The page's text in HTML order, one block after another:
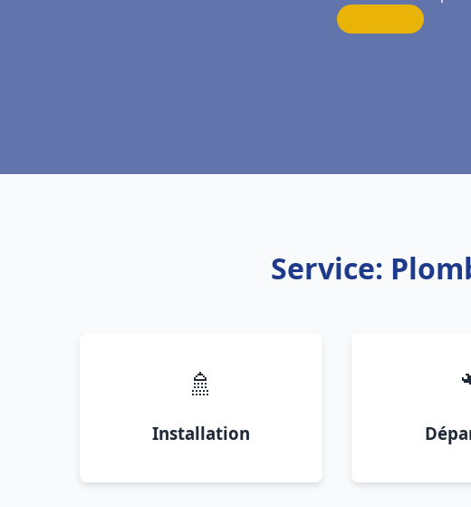
Service:
🚿
Installation